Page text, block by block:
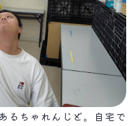
るちゃれんじど。自宅で